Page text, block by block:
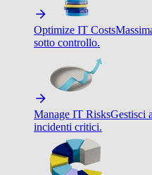
Optimize IT Costs
sotto controllo.
Manage IT RisksGestisci
incidenti critici.